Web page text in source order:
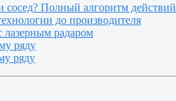
Полный алгоритм действий
до производителя
радаром
ряду
ряду